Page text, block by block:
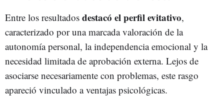
Entre los resultados destacó el perfil evitativo,
caracterizado por una marcada valoración de la
autonomía personal, la independencia emocional y la
necesidad limitada de aprobación externa. Lejos de
asociarse necesariamente con problemas, este rasgo
apareció vinculado a ventajas psicológicas.